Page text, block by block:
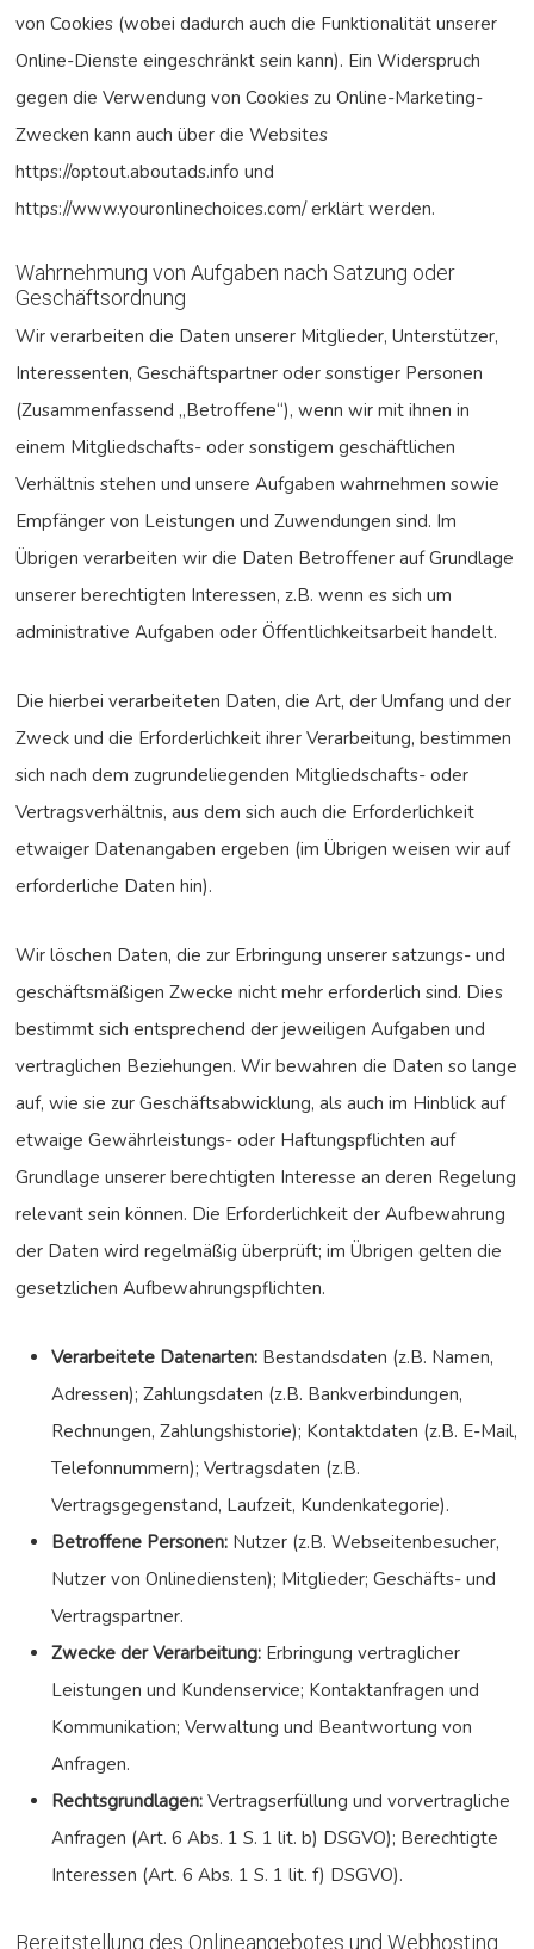
von Cookies (wobei dadurch auch die Funktionalität unserer
Online-Dienste eingeschränkt sein kann). Ein Widerspruch
gegen die Verwendung von Cookies zu Online-Marketing-
Zwecken kann auch über die Websites
https://optout.aboutads.info und
https://www.youronlinechoices.com/erklärt werden.
Wahrnehmung von Aufgaben nach Satzung oder
Geschäftsordnung
Wir verarbeiten die Daten unserer Mitglieder, Unterstützer,
Interessenten, Geschäftspartner oder sonstiger Personen
(Zusammenfassend „Betroffene“), wenn wir mit ihnen in
einem Mitgliedschafts- oder sonstigem geschäftlichen
Verhältnis stehen und unsere Aufgaben wahrnehmen sowie
Empfänger von Leistungen und Zuwendungen sind. Im
Übrigen verarbeiten wir die Daten Betroffener auf Grundlage
unserer berechtigten Interessen, z.B. wenn es sich um
administrative Aufgaben oder Öffentlichkeitsarbeit handelt.
Die hierbei verarbeiteten Daten, die Art, der Umfang und der
Zweck und die Erforderlichkeit ihrer Verarbeitung, bestimmen
sich nach dem zugrundeliegenden Mitgliedschafts- oder
Vertragsverhältnis, aus dem sich auch die Erforderlichkeit
etwaiger Datenangaben ergeben (im Übrigen weisen wir auf
erforderliche Daten hin).
Wir löschen Daten, die zur Erbringung unserer satzungs- und
geschäftsmäßigen Zwecke nicht mehr erforderlich sind. Dies
bestimmt sich entsprechend der jeweiligen Aufgaben und
vertraglichen Beziehungen. Wir bewahren die Daten so lange
auf, wie sie zur Geschäftsabwicklung, als auch im Hinblick auf
etwaige Gewährleistungs- oder Haftungspflichten auf
Grundlage unserer berechtigten Interesse an deren Regelung
relevant sein können. Die Erforderlichkeit der Aufbewahrung
der Daten wird regelmäßig überprüft; im Übrigen gelten die
gesetzlichen Aufbewahrungspflichten.
Verarbeitete Datenarten: Bestandsdaten (z.B. Namen,
Adressen); Zahlungsdaten (z.B. Bankverbindungen,
Rechnungen, Zahlungshistorie); Kontaktdaten (z.B. E-Mail,
Telefonnummern); Vertragsdaten (z.B.
Vertragsgegenstand, Laufzeit, Kundenkategorie).
Betroffene Personen: Nutzer (z.B. Webseitenbesucher,
Nutzer von Onlinediensten); Mitglieder; Geschäfts- und
Vertragspartner.
Zwecke der Verarbeitung: Erbringung vertraglicher
Leistungen und Kundenservice; Kontaktanfragen und
Kommunikation; Verwaltung und Beantwortung von
Anfragen.
Rechtsgrundlagen: Vertragserfüllung und vorvertragliche
Anfragen (Art. 6 Abs. 1 S. 1 lit. b) DSGVO); Berechtigte
Interessen (Art. 6 Abs. 1 S. 1 lit. f) DSGVO).
Bereitstellung des Onlineangebotes und Webhosting